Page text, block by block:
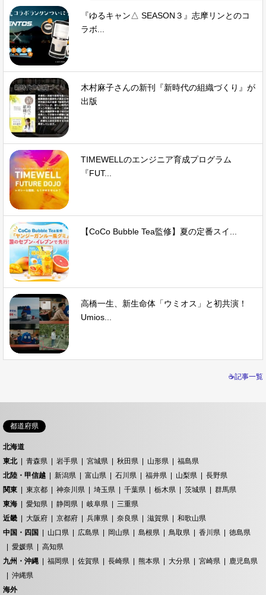
『ゆるキャン△ SEASON３』志摩リンとのコ
ラボ...
木村麻子さんの新刊『新時代の組織づくり』が
出版
TIMEWELLのエンジニア育成プログラム
『FUT...
【CoCo Bubble Tea監修】夏の定番スイ...
高橋一生、新生命体「ウミオス」と初共演！
Umios...
☕記事一覧
都道府県
北海道
東北
青森県 岩手県 宮城県 秋田県 山形県
福島県
北陸・甲信越
新潟県 富山県 石川県 福井県 山梨県
長野県
関東
東京都 神奈川県 埼玉県 千葉県 栃木県 茨城県
群馬県
東海
愛知県 静岡県 岐阜県
三重県
近畿
大阪府 京都府 兵庫県 奈良県 滋賀県
和歌山県
中国・四国
山口県 広島県 岡山県 島根県 鳥取県 香川県
徳島県
愛媛県
高知県
九州・沖縄
福岡県 佐賀県 長崎県 熊本県 大分県 宮崎県
鹿児島県
沖縄県
海外